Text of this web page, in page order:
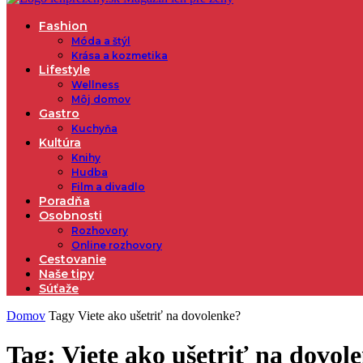
Fashion
Móda a štýl
Krása a kozmetika
Lifestyle
Wellness
Môj domov
Gastro
Kuchyňa
Kultúra
Knihy
Hudba
Film a divadlo
Poradňa
Osobnosti
Rozhovory
Online rozhovory
Cestovanie
Naše tipy
Súťaže
Domov Tagy Viete ako ušetriť na dovolenke?
Tag: Viete ako ušetriť na